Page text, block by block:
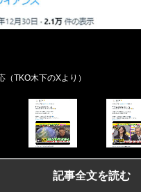
（TKO木下のXより）
記事全文を読む